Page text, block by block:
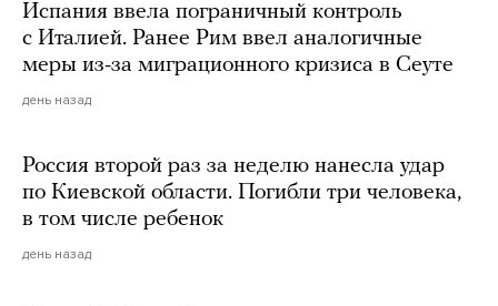
Испания ввела пограничный контроль
с Италией. Ранее Рим ввел аналогичные
меры из-за миграционного кризиса в Сеуте
день назад
Россия второй раз за неделю нанесла удар
по Киевской области. Погибли три человека,
в том числе ребенок
день назад